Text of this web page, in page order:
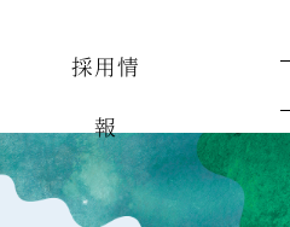
採用情
報